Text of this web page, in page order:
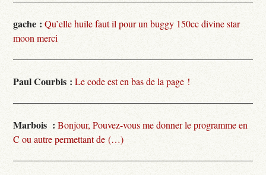
gache : Qu’elle huile faut il pour un buggy 150cc divine star
moon merci
Paul Courbis : Le code est en bas de la page !
Marbois : Bonjour, Pouvez-vous me donner le programme en
C ou autre permettant de (…)